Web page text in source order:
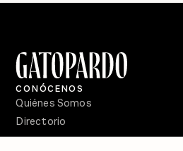
CONÓCENOS
Quiénes Somos
Directorio